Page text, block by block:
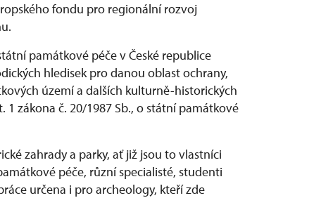
fondu pro regionální rozvoj
památkové péče v České republice
hledisek pro danou oblast ochrany,
území a dalších kulturně-historických
zákona č. 20/1987 Sb., o státní památkové
zahrady a parky, ať již jsou to vlastníci
péče, různí specialisté, studenti
určena i pro archeology, kteří zde